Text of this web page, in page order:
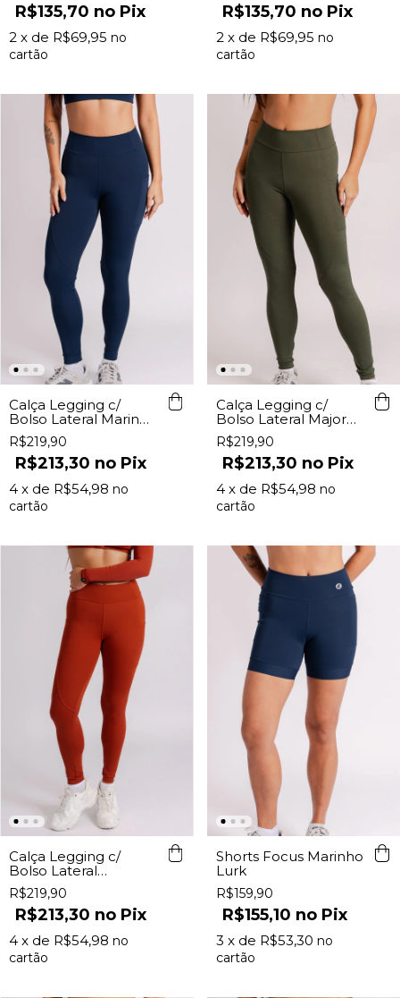
R$135,70 Pix
2 x de R$69,95
R$135,70 Pix
2 x de R$69,95
Calça Legging c/
Bolso Lateral Marinho
Lurk
R$219,90
R$213,30 Pix
4 x de R$54,98
Calça Legging c/
Bolso Lateral Major
Lurk
R$219,90
R$213,30 Pix
4 x de R$54,98
Calça Legging c/
Bolso Lateral
Terracota Lurk
R$219,90
R$213,30 Pix
4 x de R$54,98
Shorts Focus Marinho
Lurk
R$159,90
R$155,10 Pix
3 x de R$53,30